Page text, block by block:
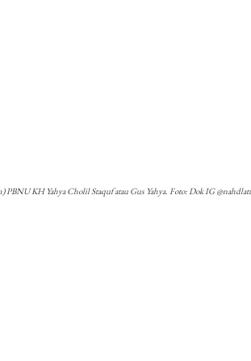
PBNU KH Yahya Cholil Staquf atau Gus Yahya. Foto: Dok IG